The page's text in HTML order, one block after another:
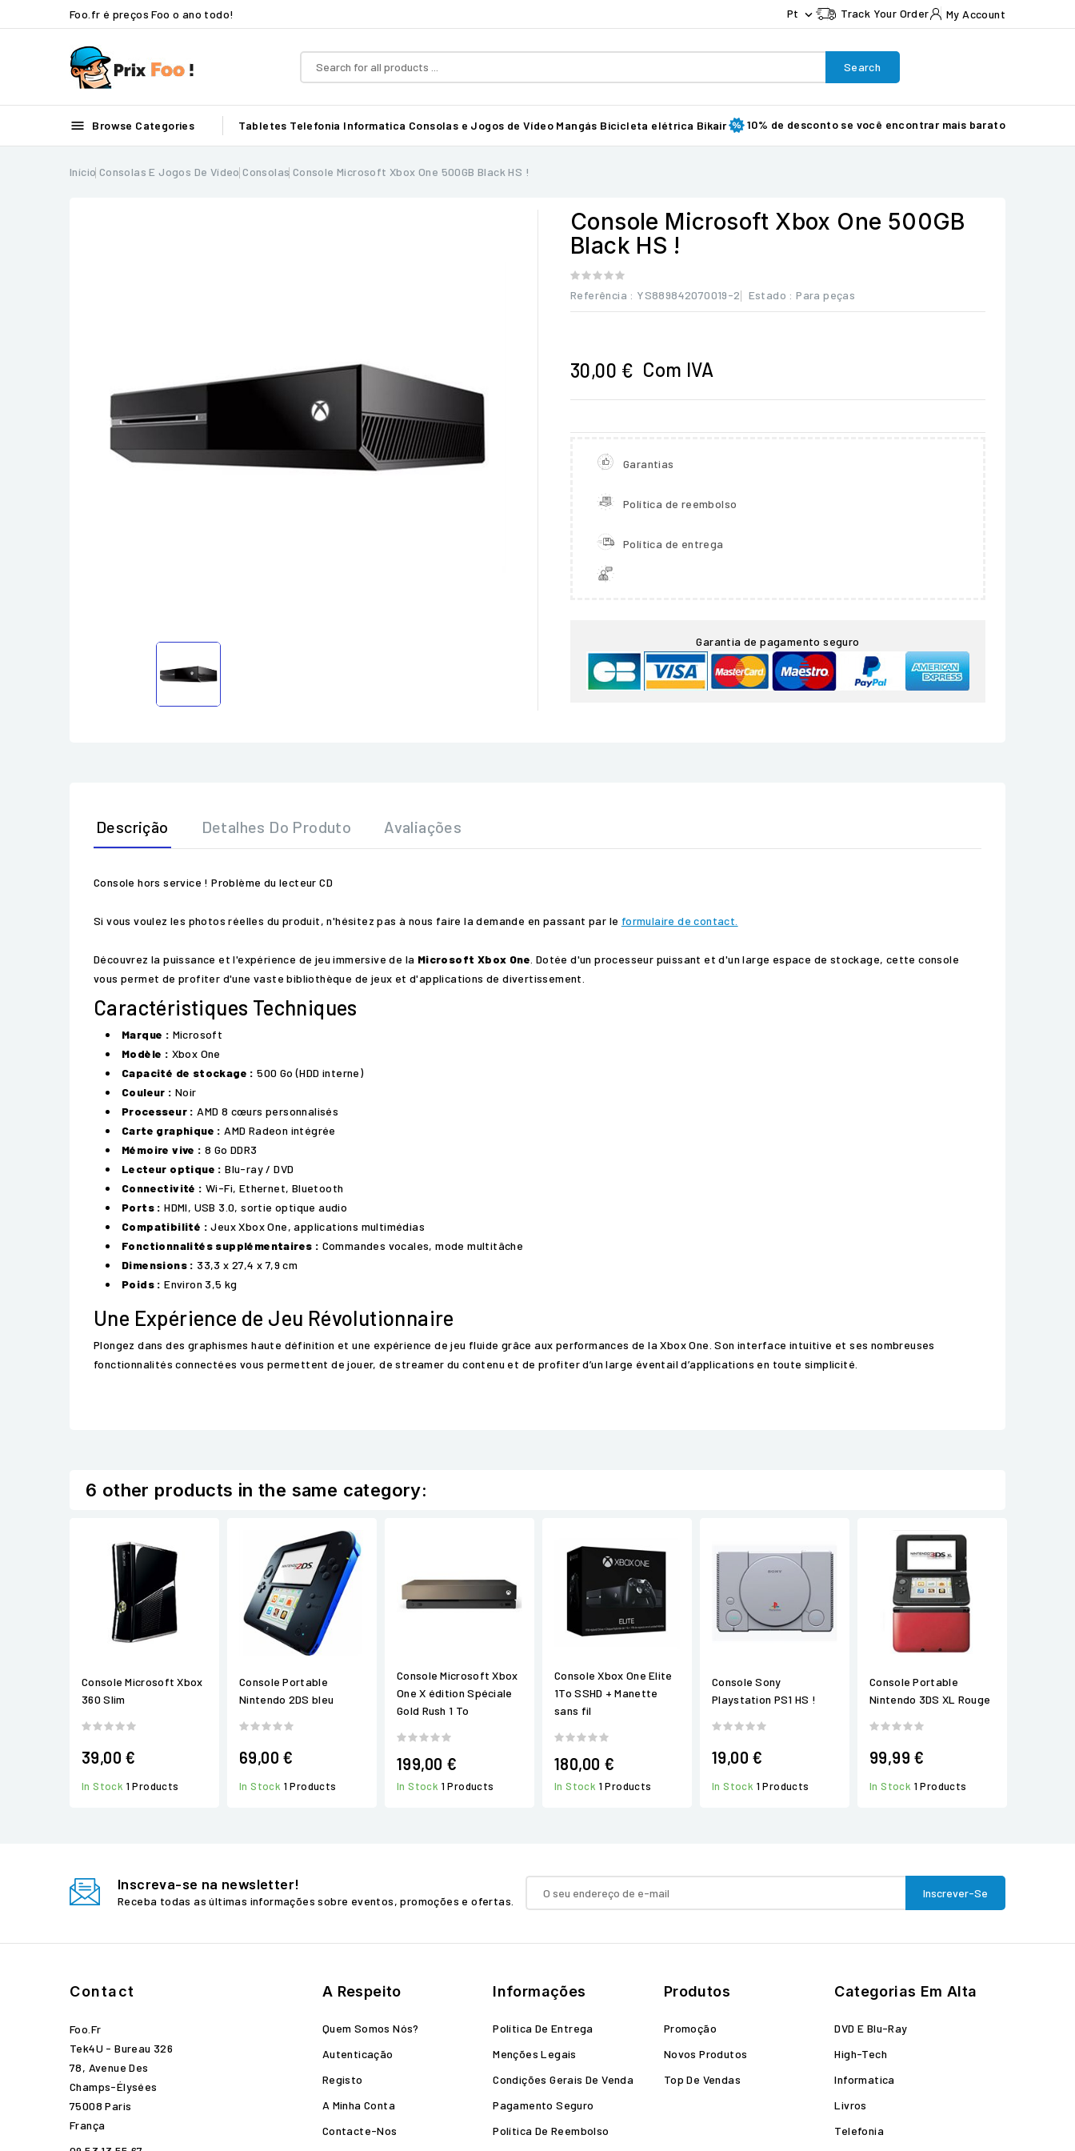
Foo.fr é preços Foo o ano todo! Pt  Track Your Order My Account
Search
 Browse Categories Tabletes Telefonia Informatica Consolas e Jogos de Vídeo Mangás Bicicleta elétrica Bikair 10% de desconto se você encontrar mais barato
Início Consolas E Jogos De Vídeo Consolas Console Microsoft Xbox One 500GB Black HS !
Console Microsoft Xbox One 500GB
Black HS !
Referência : YS889842070019-2 Estado : Para peças
30,00 € Com IVA
Garantias
Política de reembolso
Política de entrega
Garantia de pagamento seguro
Descrição Detalhes Do Produto Avaliações
Console hors service ! Problème du lecteur CD
Si vous voulez les photos réelles du produit, n'hésitez pas à nous faire la demande en passant par le formulaire de contact.
Découvrez la puissance et l'expérience de jeu immersive de la Microsoft Xbox One . Dotée d'un processeur puissant et d'un large espace de stockage, cette console
vous permet de profiter d'une vaste bibliothèque de jeux et d'applications de divertissement.
Caractéristiques Techniques
Marque : Microsoft
Modèle : Xbox One
Capacité de stockage : 500 Go (HDD interne)
Couleur : Noir
Processeur : AMD 8 cœurs personnalisés
Carte graphique : AMD Radeon intégrée
Mémoire vive : 8 Go DDR3
Lecteur optique : Blu-ray / DVD
Connectivité : Wi-Fi, Ethernet, Bluetooth
Ports : HDMI, USB 3.0, sortie optique audio
Compatibilité : Jeux Xbox One, applications multimédias
Fonctionnalités supplémentaires : Commandes vocales, mode multitâche
Dimensions : 33,3 x 27,4 x 7,9 cm
Poids : Environ 3,5 kg
Une Expérience de Jeu Révolutionnaire
Plongez dans des graphismes haute définition et une expérience de jeu fluide grâce aux performances de la Xbox One. Son interface intuitive et ses nombreuses
fonctionnalités connectées vous permettent de jouer, de streamer du contenu et de profiter d’un large éventail d’applications en toute simplicité.
6 other products in the same category:
Console Microsoft Xbox
360 Slim
39,00 €
In Stock 1 Products
Console Portable
Nintendo 2DS bleu
69,00 €
In Stock 1 Products
Console Microsoft Xbox
One X édition Spéciale
Gold Rush 1 To
199,00 €
In Stock 1 Products
Console Xbox One Elite
1To SSHD + Manette
sans fil
180,00 €
In Stock 1 Products
Console Sony
Playstation PS1 HS !
19,00 €
In Stock 1 Products
Console Portable
Nintendo 3DS XL Rouge
99,99 €
In Stock 1 Products
Inscreva-se na newsletter!
Receba todas as últimas informações sobre eventos, promoções e ofertas.
Contact
Foo.fr
Tek4U - Bureau 326
78, Avenue Des
Champs-Élysées
75008 Paris
França
A Respeito
Quem Somos Nós?
Autenticação
Registo
A Minha Conta
Contacte-Nos
Informações
Política De Entrega
Menções Legais
Condições Gerais De Venda
Pagamento Seguro
Política De Reembolso
Produtos
Promoção
Novos Produtos
Top De Vendas
Categorias Em Alta
DVD E Blu-Ray
High-Tech
Informatica
Livros
Telefonia